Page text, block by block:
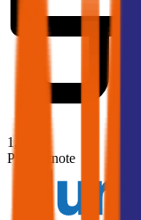
1,8
Produktnote